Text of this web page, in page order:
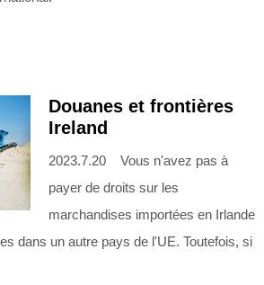
Douanes et frontières
Ireland
2023.7.20 Vous n'avez pas à
payer de droits sur les
marchandises importées en Irlande
dans un autre pays de l'UE. Toutefois, si